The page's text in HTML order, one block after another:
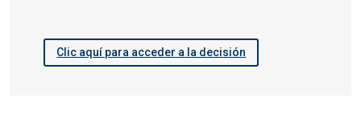
Clic aquí para acceder a la decisión